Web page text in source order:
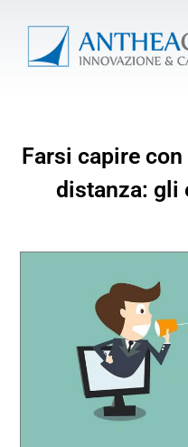
Farsi capire
distanza: gli